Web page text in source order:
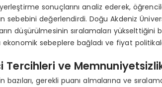
sonuçlarını analiz ederek,
sebebini değerlendirdi. Doğu Akdeniz
düşürülmesinin sıralamaları yükselttiğini
ekonomik sebeplere bağladı ve fiyat
Tercihleri ve
bazıları, gerekli puanı almalarına ve